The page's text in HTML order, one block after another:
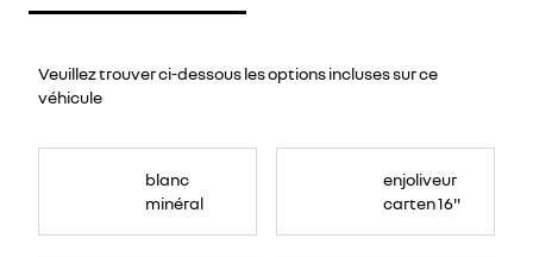
Veuillez trouver ci-dessous les options incluses sur ce
véhicule
blanc
minéral
enjoliveur
carten 16"